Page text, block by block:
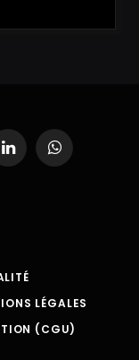
LinkedInWhatsApp
LÉGALES
(CGU)